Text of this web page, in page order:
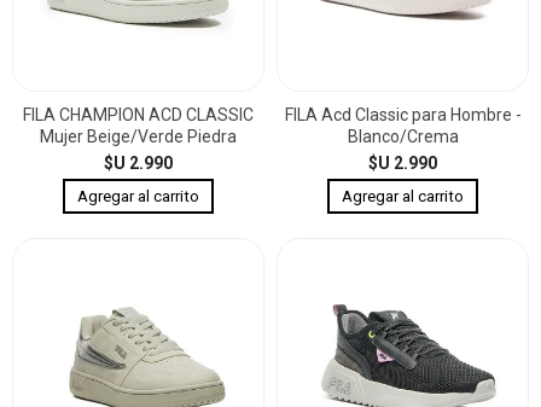
FILA CHAMPION ACD CLASSIC
Mujer Beige/Verde Piedra
$U 2.990
FILA Acd Classic para Hombre -
Blanco/Crema
$U 2.990